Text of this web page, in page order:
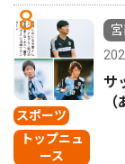
8
スポーツ
トップニュ
ース
サ